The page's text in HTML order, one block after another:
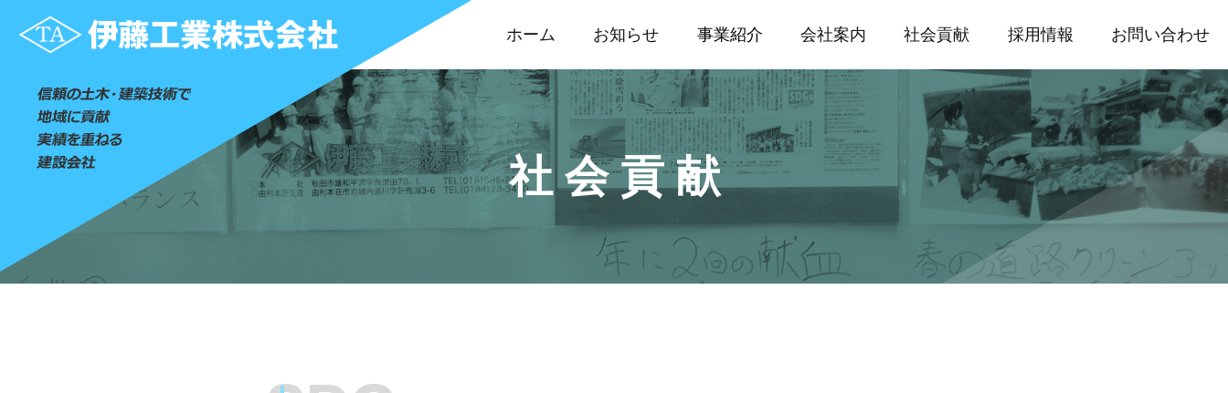
ホーム お知らせ 事業紹介 会社案内 社会貢献 採用情報 お問い合わせ
社会貢献